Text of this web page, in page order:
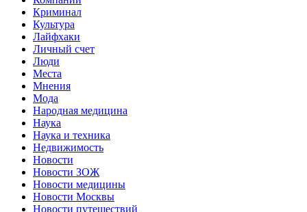
Криминал
Культура
Лайфхаки
Личный счет
Люди
Места
Мнения
Мода
Народная медицина
Наука
Наука и техника
Недвижимость
Новости
Новости ЗОЖ
Новости медицины
Новости Москвы
Новости путешествий